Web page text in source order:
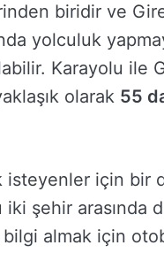
biridir ve
yolculuk
Karayolu ile
olarak 55
için bir
şehir arasında
bilgi almak için